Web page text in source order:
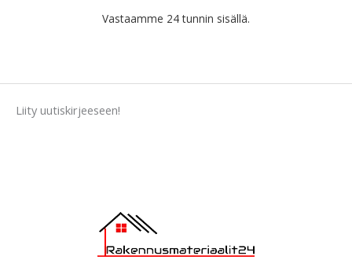
Vastaamme 24 tunnin sisällä.
Liity uutiskirjeeseen!